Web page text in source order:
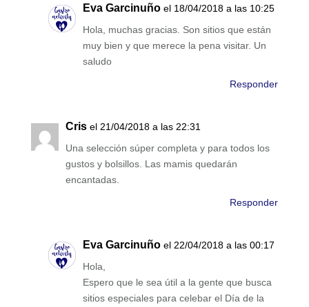
Eva Garcinuño el 18/04/2018 a las 10:25
Hola, muchas gracias. Son sitios que están
muy bien y que merece la pena visitar. Un
saludo
Responder
Cris el 21/04/2018 a las 22:31
Una selección súper completa y para todos los
gustos y bolsillos. Las mamis quedarán
encantadas.
Responder
Eva Garcinuño el 22/04/2018 a las 00:17
Hola,
Espero que le sea útil a la gente que busca
sitios especiales para celebar el Día de la